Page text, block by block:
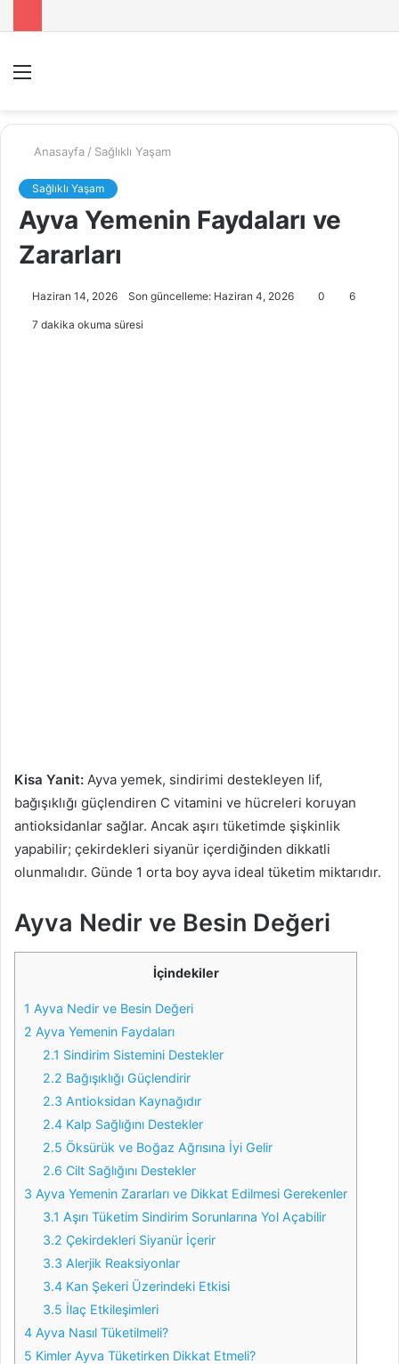
...
Anasayfa / Sağlıklı Yaşam
Sağlıklı Yaşam
Ayva Yemenin Faydaları ve
Zararları
Haziran 14, 2026 Son güncelleme: Haziran 4, 2026 0 6
7 dakika okuma süresi
Kisa Yanit: Ayva yemek, sindirimi destekleyen lif,
bağışıklığı güçlendiren C vitamini ve hücreleri koruyan
antioksidanlar sağlar. Ancak aşırı tüketimde şişkinlik
yapabilir; çekirdekleri siyanür içerdiğinden dikkatli
olunmalıdır. Günde 1 orta boy ayva ideal tüketim miktarıdır.
Ayva Nedir ve Besin Değeri
İçindekiler
1 Ayva Nedir ve Besin Değeri
2 Ayva Yemenin Faydaları
2.1 Sindirim Sistemini Destekler
2.2 Bağışıklığı Güçlendirir
2.3 Antioksidan Kaynağıdır
2.4 Kalp Sağlığını Destekler
2.5 Öksürük ve Boğaz Ağrısına İyi Gelir
2.6 Cilt Sağlığını Destekler
3 Ayva Yemenin Zararları ve Dikkat Edilmesi Gerekenler
3.1 Aşırı Tüketim Sindirim Sorunlarına Yol Açabilir
3.2 Çekirdekleri Siyanür İçerir
3.3 Alerjik Reaksiyonlar
3.4 Kan Şekeri Üzerindeki Etkisi
3.5 İlaç Etkileşimleri
4 Ayva Nasıl Tüketilmeli?
5 Kimler Ayva Tüketirken Dikkat Etmeli?